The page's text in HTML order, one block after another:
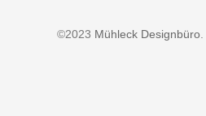
©2023 Mühleck Designbüro